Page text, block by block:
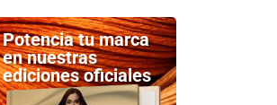
Potencia tu marca
en nuestras
ediciones oficiales